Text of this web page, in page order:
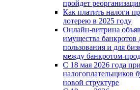
пройдет
Как платить налоги
лотерею в 2025 году
Онлайн-витрина
имущества банкротов
пользования и для
между банкротом-
С 18 мая 2026 года
налогоплательщиков
новой стpyктype